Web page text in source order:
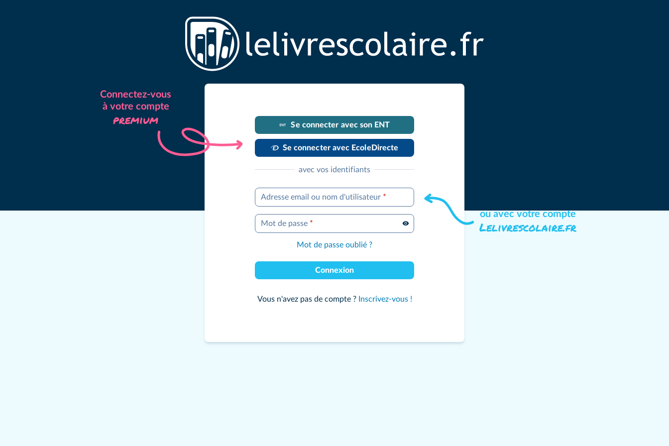
ou avec votre compte
Lelivrescolaire.fr
Connectez-vous
à votre compte
premium Se connecter avec son ENT
Se connecter avec EcoleDirecte
avec vos identifiants
Adresse email ou nom d'utilisateur *
Mot de passe *
Mot de passe oublié ?
Connexion
Vous n'avez pas de compte ? Inscrivez-vous !